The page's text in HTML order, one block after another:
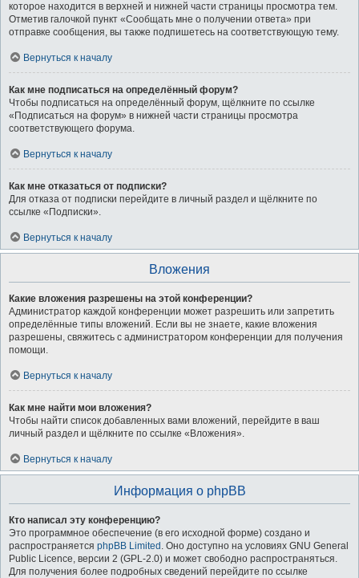
которое находится в верхней и нижней части страницы просмотра тем.
Отметив галочкой пункт «Сообщать мне о получении ответа» при
отправке сообщения, вы также подпишетесь на соответствующую тему.
Вернуться к началу
Как мне подписаться на определённый форум?
Чтобы подписаться на определённый форум, щёлкните по ссылке
«Подписаться на форум» в нижней части страницы просмотра
соответствующего форума.
Вернуться к началу
Как мне отказаться от подписки?
Для отказа от подписки перейдите в личный раздел и щёлкните по
ссылке «Подписки».
Вернуться к началу
Вложения
Какие вложения разрешены на этой конференции?
Администратор каждой конференции может разрешить или запретить
определённые типы вложений. Если вы не знаете, какие вложения
разрешены, свяжитесь с администратором конференции для получения
помощи.
Вернуться к началу
Как мне найти мои вложения?
Чтобы найти список добавленных вами вложений, перейдите в ваш
личный раздел и щёлкните по ссылке «Вложения».
Вернуться к началу
Информация о phpBB
Кто написал эту конференцию?
Это программное обеспечение (в его исходной форме) создано и
распространяется phpBB Limited . Оно доступно на условиях GNU General
Public Licence, версии 2 (GPL-2.0) и может свободно распространяться.
Для получения более подробных сведений перейдите по ссылке